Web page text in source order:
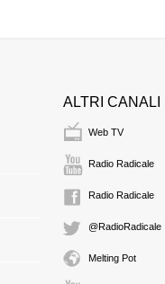
ALTRI CANALI
Web TV
Radio Radicale
Radio Radicale
@RadioRadicale
Melting Pot